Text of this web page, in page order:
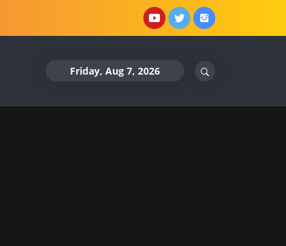
YouTube
X Instagram
Friday, Aug 7, 2026